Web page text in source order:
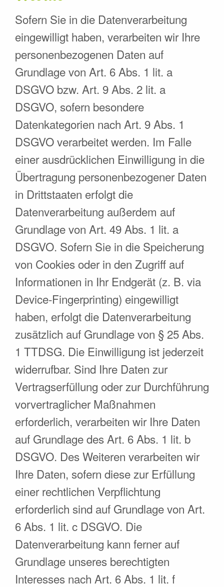
Sofern Sie in die Datenverarbeitung
eingewilligt haben, verarbeiten wir Ihre
personenbezogenen Daten auf
Grundlage von Art. 6 Abs. 1 lit. a
DSGVO bzw. Art. 9 Abs. 2 lit. a
DSGVO, sofern besondere
Datenkategorien nach Art. 9 Abs. 1
DSGVO verarbeitet werden. Im Falle
einer ausdrücklichen Einwilligung in die
Übertragung personenbezogener Daten
in Drittstaaten erfolgt die
Datenverarbeitung außerdem auf
Grundlage von Art. 49 Abs. 1 lit. a
DSGVO. Sofern Sie in die Speicherung
von Cookies oder in den Zugriff auf
Informationen in Ihr Endgerät (z. B. via
Device-Fingerprinting) eingewilligt
haben, erfolgt die Datenverarbeitung
zusätzlich auf Grundlage von § 25 Abs.
1 TTDSG. Die Einwilligung ist jederzeit
widerrufbar. Sind Ihre Daten zur
Vertragserfüllung oder zur Durchführung
vorvertraglicher Maßnahmen
erforderlich, verarbeiten wir Ihre Daten
auf Grundlage des Art. 6 Abs. 1 lit. b
DSGVO. Des Weiteren verarbeiten wir
Ihre Daten, sofern diese zur Erfüllung
einer rechtlichen Verpflichtung
erforderlich sind auf Grundlage von Art.
6 Abs. 1 lit. c DSGVO. Die
Datenverarbeitung kann ferner auf
Grundlage unseres berechtigten
Interesses nach Art. 6 Abs. 1 lit. f